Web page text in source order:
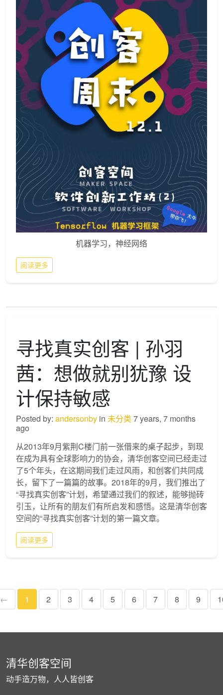
机器学习，神经网络
阅读更多
寻找真实创客 | 孙羽
茜：想做就别犹豫 设
计保持敏感
Posted by: andersonby in 未分类 7 years, 7 months
ago
从2013年9月紫荆C楼门前一张借来的桌子起步，到现
在成为具有全球影响力的协会，清华创客空间已经走过
了5个年头，在这期间我们走过风雨，和创客们共同成
长，留下了一篇篇的故事。2018年的9月，我们推出了
“寻找真实创客”计划，希望通过我们的叙述，能够抛砖
引玉，让所有的朋友们有所启发和感悟。这是清华创客
空间的“寻找真实创客”计划的第一篇文章。
阅读更多
← 1 2 3 4 5 6 7 8 9
清华创客空间
动手造万物，人人皆创客